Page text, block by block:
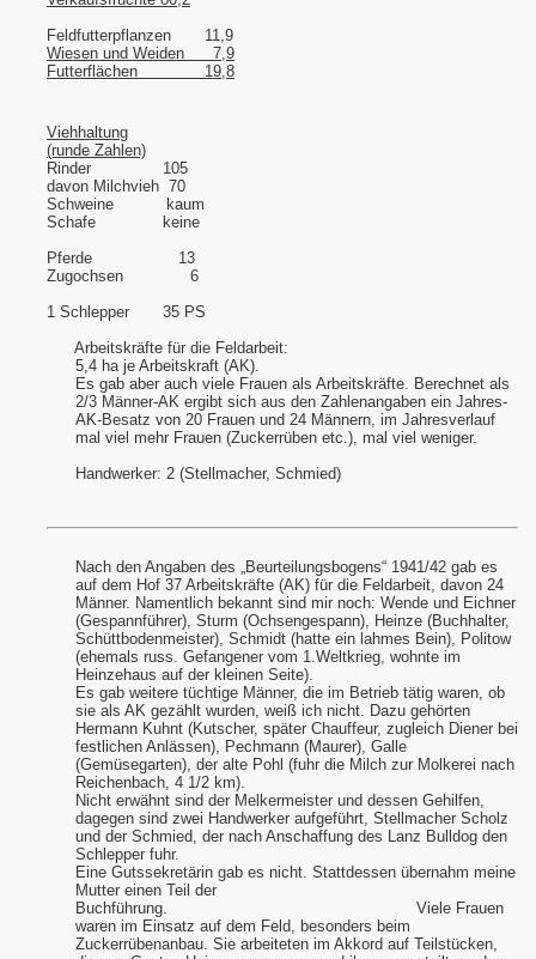
Feldfutterpflanzen 11,9
Wiesen und Weiden 7,9
Futterflächen 19,8
Viehhaltung
(runde Zahlen)
Rinder
105
davon Milchvieh 70
Schweine
kaum
Schafe keine
Pferde 13
Zugochsen 6
1 Schlepper
35 PS
Arbeitskräfte für die Feldarbeit:
5,4 ha je Arbeitskraft (AK).
Es gab aber auch viele Frauen als Arbeitskräfte. Berechnet als
2/3 Männer-AK ergibt sich aus den Zahlenangaben ein Jahres-
AK-Besatz von 20 Frauen und 24 Männern, im Jahresverlauf
mal viel mehr Frauen (Zuckerrüben etc.), mal viel weniger.
Handwerker: 2 (Stellmacher, Schmied)
Nach den Angaben des „Beurteilungsbogens“ 1941/42 gab es
auf dem Hof 37 Arbeitskräfte (AK) für die Feldarbeit, davon 24
Männer. Namentlich bekannt sind mir noch: Wende und Eichner
(Gespannführer), Sturm (Ochsengespann), Heinze (Buchhalter,
Schüttbodenmeister), Schmidt (hatte ein lahmes Bein), Politow
(ehemals russ. Gefangener vom 1.Weltkrieg, wohnte im
Heinzehaus auf der kleinen Seite).
Es gab weitere tüchtige Männer, die im Betrieb tätig waren, ob
sie als AK gezählt wurden, weiß ich nicht. Dazu gehörten
Hermann Kuhnt (Kutscher, später Chauffeur, zugleich Diener bei
festlichen Anlässen), Pechmann (Maurer), Galle
(Gemüsegarten), der alte Pohl (fuhr die Milch zur Molkerei nach
Reichenbach, 4 1/2 km).
Nicht erwähnt sind der Melkermeister und dessen Gehilfen,
dagegen sind zwei Handwerker aufgeführt, Stellmacher Scholz
und der Schmied, der nach Anschaffung des Lanz Bulldog den
Schlepper fuhr.
Eine Gutssekretärin gab es nicht. Stattdessen übernahm meine
Mutter einen Teil der
Buchführung. Viele Frauen
waren im Einsatz auf dem Feld, besonders beim
Zuckerrübenanbau. Sie arbeiteten im Akkord auf Teilstücken,